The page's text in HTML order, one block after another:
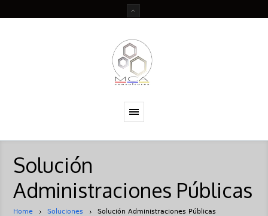
Solución
Administraciones Públicas
Home Soluciones Solución Administraciones Públicas